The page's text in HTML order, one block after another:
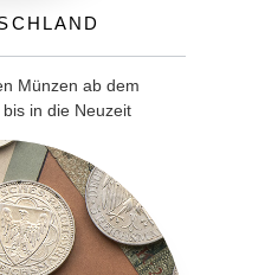
Münzen ab dem
in die Neuzeit